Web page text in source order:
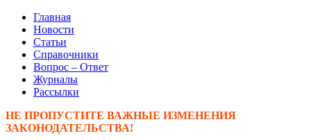
Главная
Новости
Статьи
Справочники
Вопрос – Ответ
Журналы
Рассылки
НЕ ПРОПУСТИТЕ ВАЖНЫЕ ИЗМЕНЕНИЯ
ЗАКОНОДАТЕЛЬСТВА!